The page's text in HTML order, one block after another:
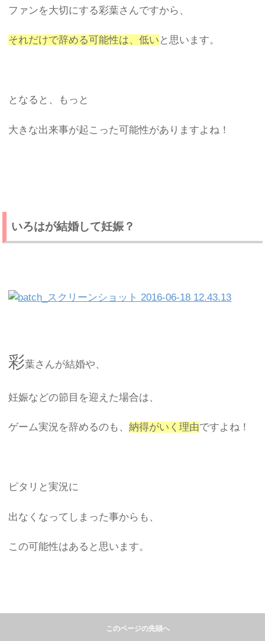
ファンを大切にする彩葉さんですから、
それだけで辞める可能性は、低い と思います。
となると、もっと
大きな出来事が起こった可能性がありますよね！
いろはが結婚して妊娠？
彩葉さんが結婚や、
妊娠などの節目を迎えた場合は、
ゲーム実況を辞めるのも、納得がいく理由ですよね！
ピタリと実況に
出なくなってしまった事からも、
この可能性はあると思います。
このページの先頭へ